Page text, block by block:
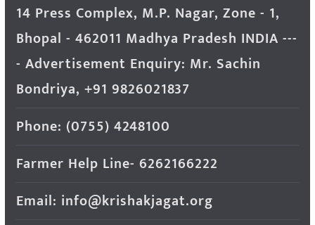
14 Press Complex, M.P. Nagar, Zone - 1,
Bhopal - 462011 Madhya Pradesh INDIA ---
- Advertisement Enquiry: Mr. Sachin
Bondriya, +91 9826021837
Phone: (0755) 4248100
Farmer Help Line- 6262166222
Email: info@krishakjagat.org